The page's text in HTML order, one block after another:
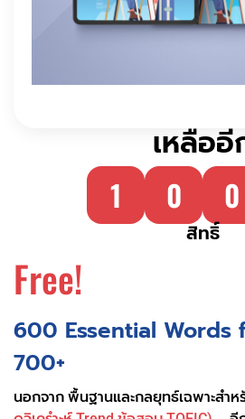
เหลืออี
1 0 0
สิทธิ์
Free!
600 Essential Words
700+
นอกจาก พื้นฐานและกลยุทธ์เฉพาะสำห